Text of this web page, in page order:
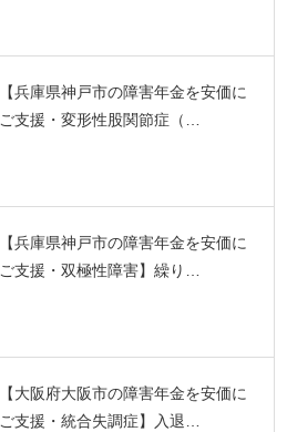
【兵庫県神戸市の障害年金を安価に
ご支援・変形性股関節症（…
【兵庫県神戸市の障害年金を安価に
ご支援・双極性障害】繰り…
【大阪府大阪市の障害年金を安価に
ご支援・統合失調症】入退…